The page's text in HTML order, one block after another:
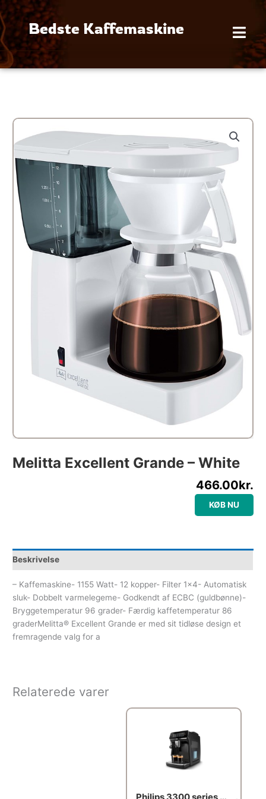
til
indholdetBedste Kaffemaskine
Melitta Excellent Grande – White
466.00kr.
KØB NU
Beskrivelse
– Kaffemaskine- 1155 Watt- 12 kopper- Filter 1×4- Automatisk
sluk- Dobbelt varmelegeme- Godkendt af ECBC (guldbønne)-
Bryggetemperatur 96 grader- Færdig kaffetemperatur 86
graderMelitta® Excellent Grande er med sit tidløse design et
fremragende valg for a
Relaterede varer